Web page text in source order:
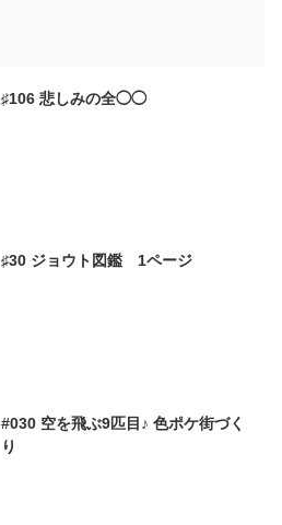
♯106 悲しみの全◯◯
♯30 ジョウト図鑑 1ページ
#030 空を飛ぶ9匹目♪ 色ポケ街づく
り